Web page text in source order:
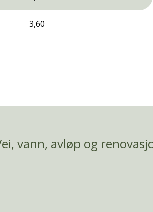
3,60
vann, avløp og